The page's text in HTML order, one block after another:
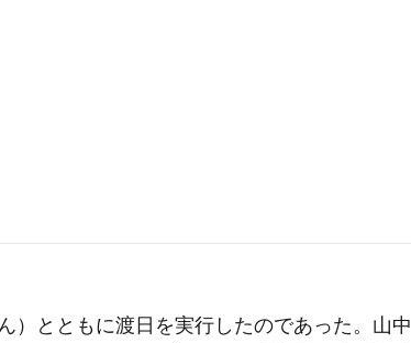
）とともに渡日を実行したのであった。山中